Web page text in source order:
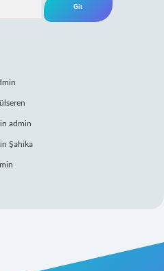
admin
Şahika